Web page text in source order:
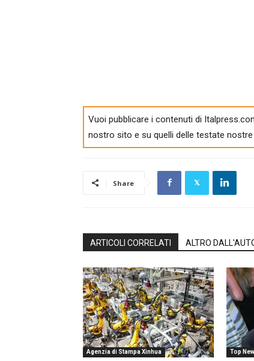
Vuoi pubblicare i contenuti di
nostro sito e su quelli delle testate
Share
ARTICOLI CORRELATI ALTRO
Agenzia di Stampa Xinhua Top